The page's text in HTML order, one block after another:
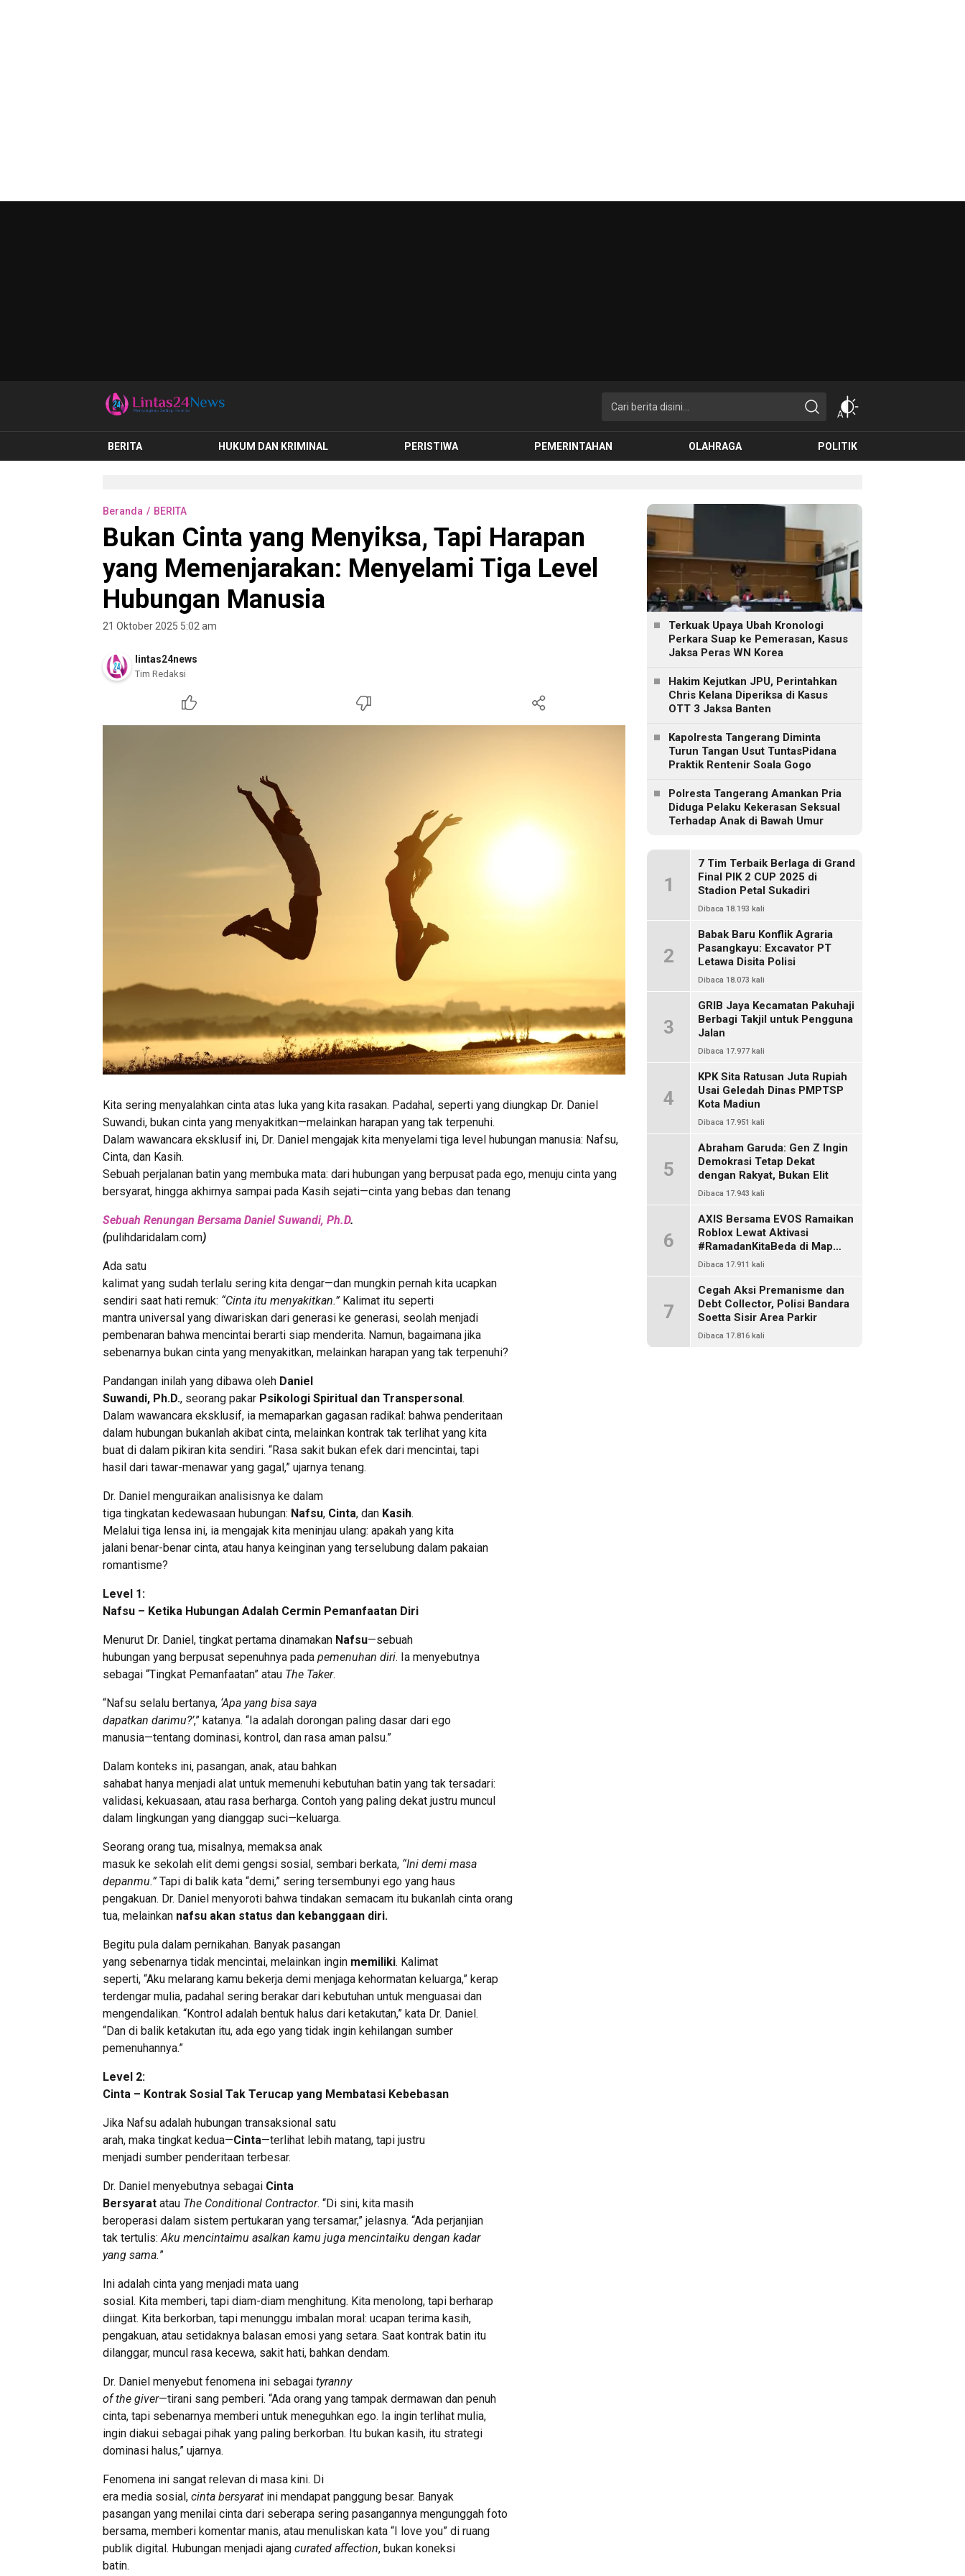
lintas24news.com
Menyingkap Setiap Realita
BERITA HUKUM DAN KRIMINAL PERISTIWA PEMERINTAHAN OLAHRAGA POLITIK
Beranda BERITA
Bukan Cinta yang Menyiksa, Tapi Harapan
yang Memenjarakan: Menyelami Tiga Level
Hubungan Manusia
21 Oktober 2025 5:02 am
lintas24news
Tim Redaksi
Kita sering menyalahkan cinta atas luka yang kita rasakan. Padahal, seperti yang diungkap Dr. Daniel
Suwandi, bukan cinta yang menyakitkan—melainkan harapan yang tak terpenuhi.
Dalam wawancara eksklusif ini, Dr. Daniel mengajak kita menyelami tiga level hubungan manusia: Nafsu,
Cinta, dan Kasih.
Sebuah perjalanan batin yang membuka mata: dari hubungan yang berpusat pada ego, menuju cinta yang
bersyarat, hingga akhirnya sampai pada Kasih sejati—cinta yang bebas dan tenang
Sebuah Renungan Bersama Daniel Suwandi, Ph.D.
(pulihdaridalam.com)
Ada satu
kalimat yang sudah terlalu sering kita dengar—dan mungkin pernah kita ucapkan
sendiri saat hati remuk: “Cinta itu menyakitkan.” Kalimat itu seperti
mantra universal yang diwariskan dari generasi ke generasi, seolah menjadi
pembenaran bahwa mencintai berarti siap menderita. Namun, bagaimana jika
sebenarnya bukan cinta yang menyakitkan, melainkan harapan yang tak terpenuhi?
Pandangan inilah yang dibawa oleh Daniel
Suwandi, Ph.D., seorang pakar Psikologi Spiritual dan Transpersonal.
Dalam wawancara eksklusif, ia memaparkan gagasan radikal: bahwa penderitaan
dalam hubungan bukanlah akibat cinta, melainkan kontrak tak terlihat yang kita
buat di dalam pikiran kita sendiri. “Rasa sakit bukan efek dari mencintai, tapi
hasil dari tawar-menawar yang gagal,” ujarnya tenang.
Dr. Daniel menguraikan analisisnya ke dalam
tiga tingkatan kedewasaan hubungan: Nafsu, Cinta, dan Kasih.
Melalui tiga lensa ini, ia mengajak kita meninjau ulang: apakah yang kita
jalani benar-benar cinta, atau hanya keinginan yang terselubung dalam pakaian
romantisme?
Level 1:
Nafsu – Ketika Hubungan Adalah Cermin Pemanfaatan Diri
Menurut Dr. Daniel, tingkat pertama dinamakan Nafsu—sebuah
hubungan yang berpusat sepenuhnya pada pemenuhan diri. Ia menyebutnya
sebagai “Tingkat Pemanfaatan” atau The Taker.
“Nafsu selalu bertanya, ‘Apa yang bisa saya
dapatkan darimu?’,” katanya. “Ia adalah dorongan paling dasar dari ego
manusia—tentang dominasi, kontrol, dan rasa aman palsu.”
Dalam konteks ini, pasangan, anak, atau bahkan
sahabat hanya menjadi alat untuk memenuhi kebutuhan batin yang tak tersadari:
validasi, kekuasaan, atau rasa berharga. Contoh yang paling dekat justru muncul
dalam lingkungan yang dianggap suci—keluarga.
Seorang orang tua, misalnya, memaksa anak
masuk ke sekolah elit demi gengsi sosial, sembari berkata, “Ini demi masa
depanmu.” Tapi di balik kata “demi,” sering tersembunyi ego yang haus
pengakuan. Dr. Daniel menyoroti bahwa tindakan semacam itu bukanlah cinta orang
tua, melainkan nafsu akan status dan kebanggaan diri.
Begitu pula dalam pernikahan. Banyak pasangan
yang sebenarnya tidak mencintai, melainkan ingin memiliki. Kalimat
seperti, “Aku melarang kamu bekerja demi menjaga kehormatan keluarga,” kerap
terdengar mulia, padahal sering berakar dari kebutuhan untuk menguasai dan
mengendalikan. “Kontrol adalah bentuk halus dari ketakutan,” kata Dr. Daniel.
“Dan di balik ketakutan itu, ada ego yang tidak ingin kehilangan sumber
pemenuhannya.”
Level 2:
Cinta – Kontrak Sosial Tak Terucap yang Membatasi Kebebasan
Jika Nafsu adalah hubungan transaksional satu
arah, maka tingkat kedua—Cinta—terlihat lebih matang, tapi justru
menjadi sumber penderitaan terbesar.
Dr. Daniel menyebutnya sebagai Cinta
Bersyarat atau The Conditional Contractor. “Di sini, kita masih
beroperasi dalam sistem pertukaran yang tersamar,” jelasnya. “Ada perjanjian
tak tertulis: Aku mencintaimu asalkan kamu juga mencintaiku dengan kadar
yang sama.”
Ini adalah cinta yang menjadi mata uang
sosial. Kita memberi, tapi diam-diam menghitung. Kita menolong, tapi berharap
diingat. Kita berkorban, tapi menunggu imbalan moral: ucapan terima kasih,
pengakuan, atau setidaknya balasan emosi yang setara. Saat kontrak batin itu
dilanggar, muncul rasa kecewa, sakit hati, bahkan dendam.
Dr. Daniel menyebut fenomena ini sebagai tyranny
of the giver—tirani sang pemberi. “Ada orang yang tampak dermawan dan penuh
cinta, tapi sebenarnya memberi untuk meneguhkan ego. Ia ingin terlihat mulia,
ingin diakui sebagai pihak yang paling berkorban. Itu bukan kasih, itu strategi
dominasi halus,” ujarnya.
Fenomena ini sangat relevan di masa kini. Di
era media sosial, cinta bersyarat ini mendapat panggung besar. Banyak
pasangan yang menilai cinta dari seberapa sering pasangannya mengunggah foto
bersama, memberi komentar manis, atau menuliskan kata “I love you” di ruang
publik digital. Hubungan menjadi ajang curated affection, bukan koneksi
batin.
Terkuak Upaya Ubah Kronologi
Perkara Suap ke Pemerasan, Kasus
Jaksa Peras WN Korea
Hakim Kejutkan JPU, Perintahkan
Chris Kelana Diperiksa di Kasus
OTT 3 Jaksa Banten
Kapolresta Tangerang Diminta
Turun Tangan Usut TuntasPidana
Praktik Rentenir Soala Gogo
Polresta Tangerang Amankan Pria
Diduga Pelaku Kekerasan Seksual
Terhadap Anak di Bawah Umur
1
7 Tim Terbaik Berlaga di Grand
Final PIK 2 CUP 2025 di
Stadion Petal Sukadiri
Dibaca 18.193 kali
2
Babak Baru Konflik Agraria
Pasangkayu: Excavator PT
Letawa Disita Polisi
Dibaca 18.073 kali
3
GRIB Jaya Kecamatan Pakuhaji
Berbagi Takjil untuk Pengguna
Jalan
Dibaca 17.977 kali
4
KPK Sita Ratusan Juta Rupiah
Usai Geledah Dinas PMPTSP
Kota Madiun
Dibaca 17.951 kali
5
Abraham Garuda: Gen Z Ingin
Demokrasi Tetap Dekat
dengan Rakyat, Bukan Elit
Dibaca 17.943 kali
6
AXIS Bersama EVOS Ramaikan
Roblox Lewat Aktivasi
#RamadanKitaBeda di Map
Indo Chat
Dibaca 17.911 kali
7
Cegah Aksi Premanisme dan
Debt Collector, Polisi Bandara
Soetta Sisir Area Parkir
Dibaca 17.816 kali